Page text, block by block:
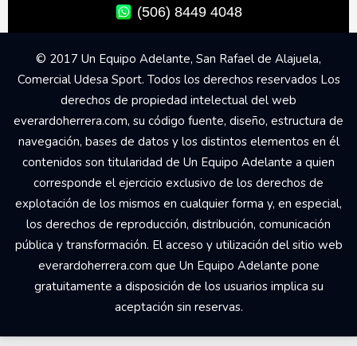
(506) 8449 4048
© 2017 Un Equipo Adelante, San Rafael de Alajuela,
Comercial Udesa Sport. Todos los derechos reservados Los
derechos de propiedad intelectual del web
everardoherrera.com, su código fuente, diseño, estructura de
navegación, bases de datos y los distintos elementos en él
contenidos son titularidad de Un Equipo Adelante a quien
corresponde el ejercicio exclusivo de los derechos de
explotación de los mismos en cualquier forma y, en especial,
los derechos de reproducción, distribución, comunicación
pública y transformación. El acceso y utilización del sitio web
everardoherrera.com que Un Equipo Adelante pone
gratuitamente a disposición de los usuarios implica su
aceptación sin reservas.